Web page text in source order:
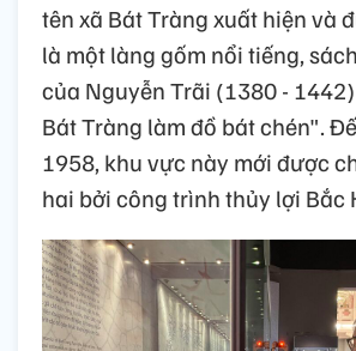
tên xã Bát Tràng xuất hiện và
là một làng gốm nổi tiếng,
của Nguyễn Trãi (1380 -
Bát Tràng làm đồ bát chén".
1958, khu vực này mới được
hai bởi công trình thủy lợi Bắc